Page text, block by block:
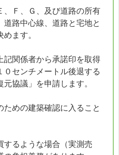
、Ｆ、Ｇ、及び道路の所有
路中心線、道路と宅地と
ます。
記関係者から承諾印を取得
０センチメートル後退する
元協議」を申請します。
ための建築確認に入ること
するような場合（実測売